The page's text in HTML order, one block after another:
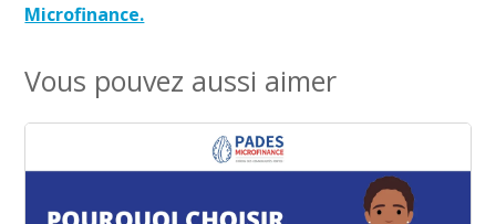
Microfinance.
Vous pouvez aussi aimer